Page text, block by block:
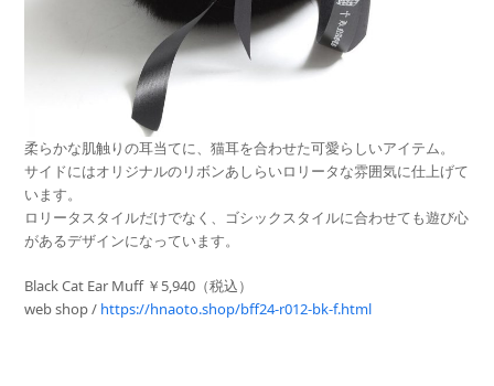
柔らかな肌触りの耳当てに、猫耳を合わせた可愛らしいアイテム。
サイドにはオリジナルのリボンあしらいロリータな雰囲気に仕上げて
います。
ロリータスタイルだけでなく、ゴシックスタイルに合わせても遊び心
があるデザインになっています。
Black Cat Ear Muff ￥5,940（税込）
web shop / https://hnaoto.shop/bff24-r012-bk-f.html